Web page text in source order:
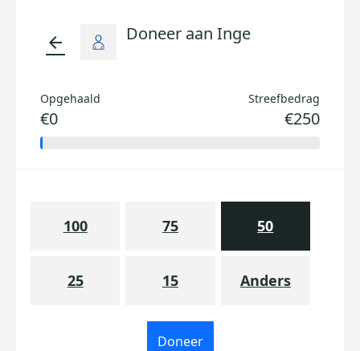
arrow_back Doneer aan Inge
Opgehaald
€0
Streefbedrag
€250
100 75 50
25 15 Anders
Doneer